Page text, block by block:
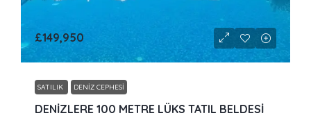
£149,950
SATILIK DENIZ CEPHESI
DENİZLERE 100 METRE LÜKS TATIL BELDESİ